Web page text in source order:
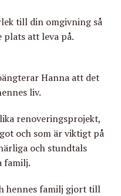
till din omgivning så
plats att leva på.
Hanna att det
liv.
renoveringsprojekt,
och som är viktigt på
och stundtals
familj.
hennes familj gjort till